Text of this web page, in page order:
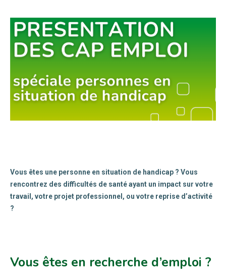
Vous êtes une personne en situation de handicap ? Vous
rencontrez des difficultés de santé ayant un impact sur votre
travail, votre projet professionnel, ou votre reprise d’activité
?
Vous êtes en recherche d’emploi ?